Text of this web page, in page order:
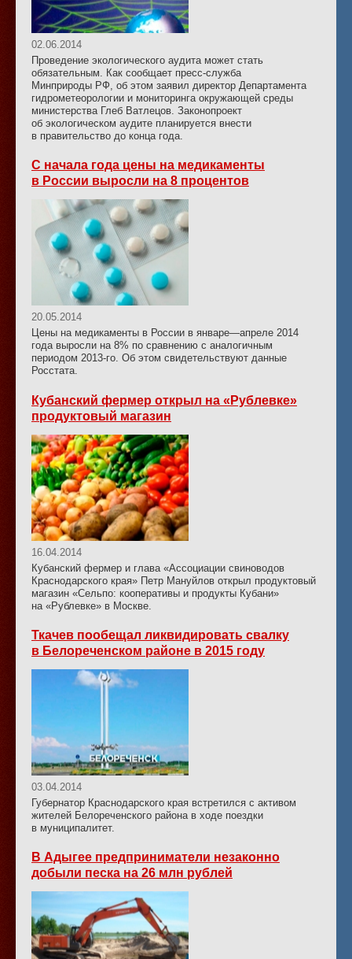
02.06.2014
Проведение экологического аудита может стать
обязательным. Как сообщает пресс-служба
Минприроды РФ, об этом заявил директор Департамента
гидрометеорологии и мониторинга окружающей среды
министерства Глеб Ватлецов. Законопроект
об экологическом аудите планируется внести
в правительство до конца года.
С начала года цены на медикаменты
в России выросли на 8 процентов
20.05.2014
Цены на медикаменты в России в январе—апреле 2014
года выросли на 8% по сравнению с аналогичным
периодом 2013-го. Об этом свидетельствуют данные
Росстата.
Кубанский фермер открыл на «Рублевке»
продуктовый магазин
16.04.2014
Кубанский фермер и глава «Ассоциации свиноводов
Краснодарского края» Петр Мануйлов открыл продуктовый
магазин «Сельпо: кооперативы и продукты Кубани»
на «Рублевке» в Москве.
Ткачев пообещал ликвидировать свалку
в Белореченском районе в 2015 году
03.04.2014
Губернатор Краснодарского края встретился с активом
жителей Белореченского района в ходе поездки
в муниципалитет.
В Адыгее предприниматели незаконно
добыли песка на 26 млн рублей